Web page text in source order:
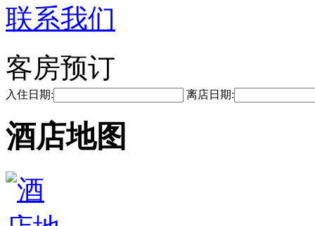
联系我们
客房预订
入住日期: 离店日期:
酒店地图